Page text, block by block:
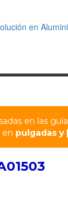
en las
en pulgadas